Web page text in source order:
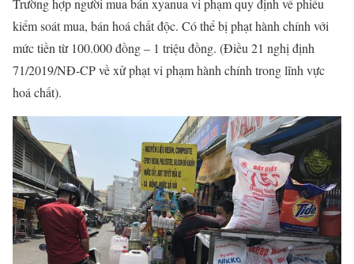
Trường hợp người mua bán xyanua vi phạm quy định về phiếu
kiểm soát mua, bán hoá chất độc. Có thể bị phạt hành chính với
mứctiền từ 100.000 đồng – 1 triệu đồng. (Điều 21 nghị định
71/2019/NĐ-CP về xử phạt vi phạm hành chính trong lĩnh vực
hoá chất).